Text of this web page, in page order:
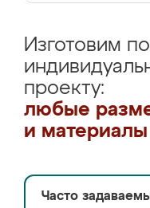
Изготовим по
проекту:
любые
и материалы
Часто